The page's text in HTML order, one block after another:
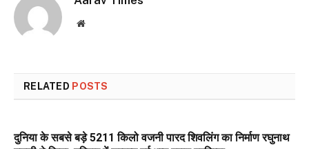
Website
RELATED POSTS
दुनिया के सबसे बड़े 5211 किलो वजनी पारद शिवलिंग का निर्माण रघुनाथ